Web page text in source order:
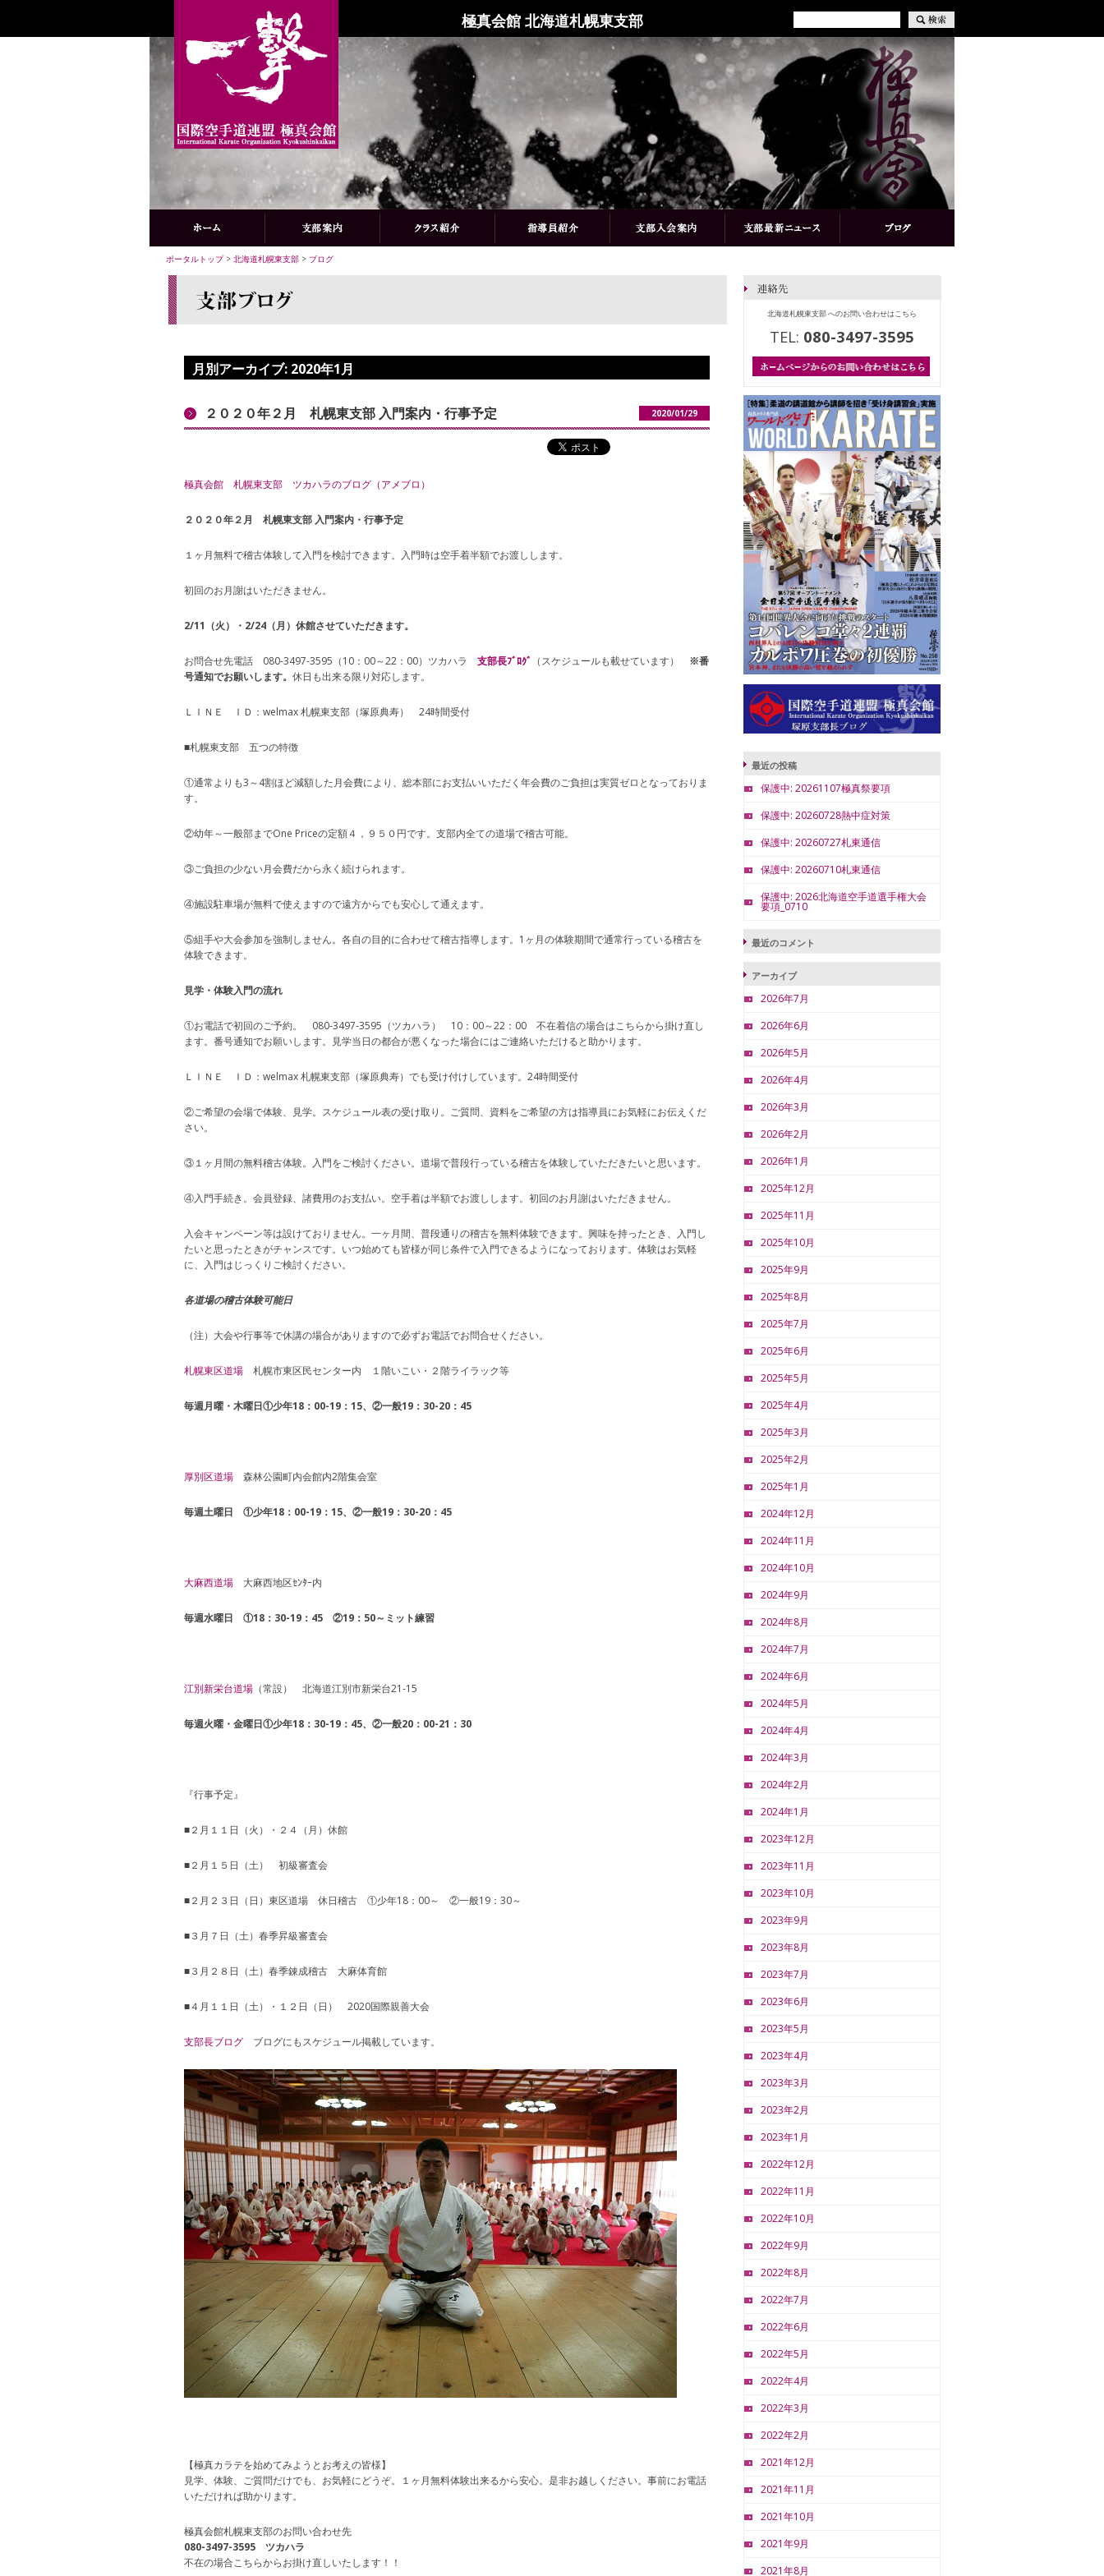
極真会館 北海道札幌東支部
ポータルトップ> 北海道札幌東支部 > ブログ
月別アーカイブ: 2020年1月
２０２０年２月 札幌東支部 入門案内・行事予定 2020/01/29
極真会館 札幌東支部 ツカハラのブログ（アメブロ）
２０２０年２月 札幌東支部 入門案内・行事予定
１ヶ月無料で稽古体験して入門を検討できます。入門時は空手着半額でお渡しします。
初回のお月謝はいただきません。
2/11（火）・2/24（月）休館させていただきます。
お問合せ先電話 080-3497-3595（10：00～22：00）ツカハラ 支部長ﾌﾞﾛｸﾞ （スケジュールも載せています）
※番
号通知でお願いします。 休日も出来る限り対応します。
ＬＩＮＥ ＩＤ：welmax 札幌東支部（塚原典寿） 24時間受付
■札幌東支部 五つの特徴
①通常よりも3～4割ほど減額した月会費により、総本部にお支払いいただく年会費のご負担は実質ゼロとなっておりま
す。
②幼年～一般部までOne Priceの定額４，９５０円です。支部内全ての道場で稽古可能。
③ご負担の少ない月会費だから永く続けられます。
④施設駐車場が無料で使えますので遠方からでも安心して通えます。
⑤組手や大会参加を強制しません。各自の目的に合わせて稽古指導します。1ヶ月の体験期間で通常行っている稽古を
体験できます。
見学・体験入門の流れ
①お電話で初回のご予約。 080-3497-3595（ツカハラ） 10：00～22：00 不在着信の場合はこちらから掛け直し
ます。番号通知でお願いします。見学当日の都合が悪くなった場合にはご連絡いただけると助かります。
ＬＩＮＥ ＩＤ：welmax 札幌東支部（塚原典寿）でも受け付けしています。24時間受付
②ご希望の会場で体験、見学。スケジュール表の受け取り。ご質問、資料をご希望の方は指導員にお気軽にお伝えくだ
さい。
③１ヶ月間の無料稽古体験。入門をご検討ください。道場で普段行っている稽古を体験していただきたいと思います。
④入門手続き。会員登録、諸費用のお支払い。空手着は半額でお渡しします。初回のお月謝はいただきません。
入会キャンペーン等は設けておりません。一ヶ月間、普段通りの稽古を無料体験できます。興味を持ったとき、入門し
たいと思ったときがチャンスです。いつ始めても皆様が同じ条件で入門できるようになっております。体験はお気軽
に、入門はじっくりご検討ください。
各道場の稽古体験可能日
（注）大会や行事等で休講の場合がありますので必ずお電話でお問合せください。
札幌東区道場札幌市東区民センター内 １階いこい・２階ライラック等
毎週月曜・木曜日①少年18：00-19：15、②一般19：30-20：45
厚別区道場森林公園町内会館内2階集会室
毎週土曜日 ①少年18：00-19：15、②一般19：30-20：45
大麻西道場大麻西地区ｾﾝﾀｰ内
毎週水曜日 ①18：30-19：45 ②19：50～ミット練習
江別新栄台道場（常設） 北海道江別市新栄台21-15
毎週火曜・金曜日①少年18：30-19：45、②一般20：00-21：30
『行事予定』
■２月１１日（火）・２４（月）休館
■２月１５日（土） 初級審査会
■２月２３日（日）東区道場 休日稽古 ①少年18：00～ ②一般19：30～
■３月７日（土）春季昇級審査会
■３月２８日（土）春季錬成稽古 大麻体育館
■４月１１日（土）・１２日（日） 2020国際親善大会
支部長ブログブログにもスケジュール掲載しています。
【極真カラテを始めてみようとお考えの皆様】
見学、体験、ご質問だけでも、お気軽にどうぞ。１ヶ月無料体験出来るから安心。是非お越しください。事前にお電話
いただければ助かります。
極真会館札幌東支部のお問い合わせ先
080-3497-3595 ツカハラ
不在の場合こちらからお掛け直しいたします！！
北海道札幌東支部 へのお問い合わせはこちら
TEL: 080-3497-3595
最近の投稿
保護中: 20261107極真祭要項
保護中: 20260728熱中症対策
保護中: 20260727札東通信
保護中: 20260710札東通信
保護中: 2026北海道空手道選手権大会
要項_0710
最近のコメント
アーカイブ
2026年7月
2026年6月
2026年5月
2026年4月
2026年3月
2026年2月
2026年1月
2025年12月
2025年11月
2025年10月
2025年9月
2025年8月
2025年7月
2025年6月
2025年5月
2025年4月
2025年3月
2025年2月
2025年1月
2024年12月
2024年11月
2024年10月
2024年9月
2024年8月
2024年7月
2024年6月
2024年5月
2024年4月
2024年3月
2024年2月
2024年1月
2023年12月
2023年11月
2023年10月
2023年9月
2023年8月
2023年7月
2023年6月
2023年5月
2023年4月
2023年3月
2023年2月
2023年1月
2022年12月
2022年11月
2022年10月
2022年9月
2022年8月
2022年7月
2022年6月
2022年5月
2022年4月
2022年3月
2022年2月
2021年12月
2021年11月
2021年10月
2021年9月
2021年8月